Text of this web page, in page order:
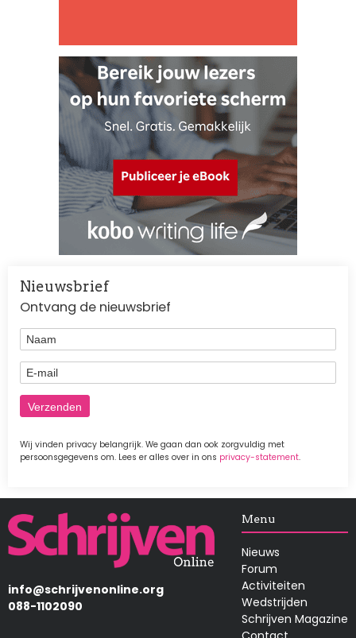
Nieuwsbrief
Ontvang de nieuwsbrief
Naam
E-mail
Wij vinden privacy belangrijk. We gaan dan ook zorgvuldig met
persoonsgegevens om. Lees er alles over in ons privacy-statement.
Afbeelding
info@schrijvenonline.org
088-1102090
Menu
Nieuws
Forum
Activiteiten
Wedstrijden
Schrijven Magazine